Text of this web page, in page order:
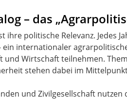
– das
politische Relevanz. Jedes
ein internationaler
und Wirtschaft teilnehmen.
stehen dabei im
und Zivilgesellschaft